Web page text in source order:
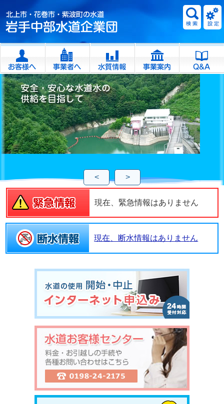
< >
現在、緊急情報はありません
現在、断水情報はありません